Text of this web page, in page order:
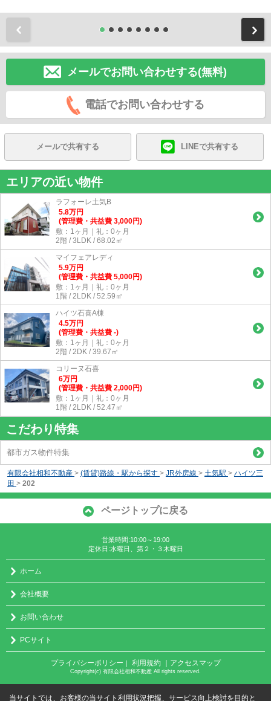
メールでお問い合わせする(無料)
電話でお問い合わせする
メールで共有する LINEで共有する
エリアの近い物件
ラフォーレ土気B
5.8万円
(管理費・共益費 3,000円)
敷：1ヶ月｜礼：0ヶ月
2階 / 3LDK / 68.02㎡
マイフェアレディ
5.9万円
(管理費・共益費 5,000円)
敷：1ヶ月｜礼：0ヶ月
1階 / 2LDK / 52.59㎡
ハイツ石喜A棟
4.5万円
(管理費・共益費 -)
敷：1ヶ月｜礼：0ヶ月
2階 / 2DK / 39.67㎡
コリーヌ石喜
6万円
(管理費・共益費 2,000円)
敷：1ヶ月｜礼：0ヶ月
1階 / 2LDK / 52.47㎡
こだわり特集
都市ガス物件特集
有限会社相和不動産 > (賃貸)路線・駅から探す > JR外房線 > 土気駅 > ハイツ三
田 > 202
ページトップに戻る
営業時間:10:00～19:00
定休日:水曜日、第２・３木曜日
ホーム
会社概要
お問い合わせ
PCサイト
プライバシーポリシー ｜ 利用規約 ｜アクセスマップ
Copyright(c) 有限会社相和不動産 All rights reserved.
当サイトでは、お客様の当サイト利用状況把握、サービス向上検討を目的と